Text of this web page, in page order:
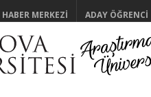
HABER MERKEZI ADAY ÖĞRENCI